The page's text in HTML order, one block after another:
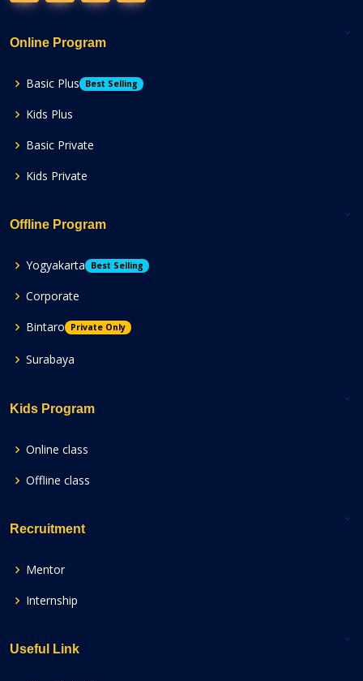
Online Program
Basic Plus Best Selling
Kids Plus
Basic Private
Kids Private
Offline Program
Yogyakarta Best Selling
Corporate
Bintaro
Private Only
Surabaya
Kids Program
Online class
Offline class
Recruitment
Mentor
Internship
Useful Link